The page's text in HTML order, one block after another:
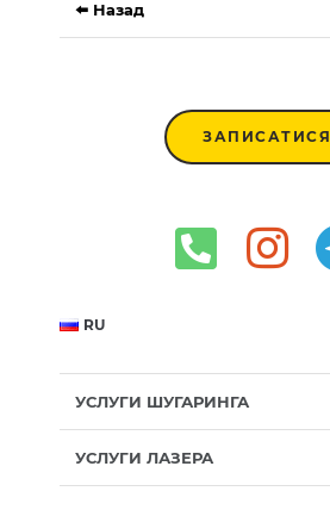
⬅️ Назад
ЗАПИСАТИСЯ
RU
УСЛУГИ ШУГАРИНГА
УСЛУГИ ЛАЗЕРА